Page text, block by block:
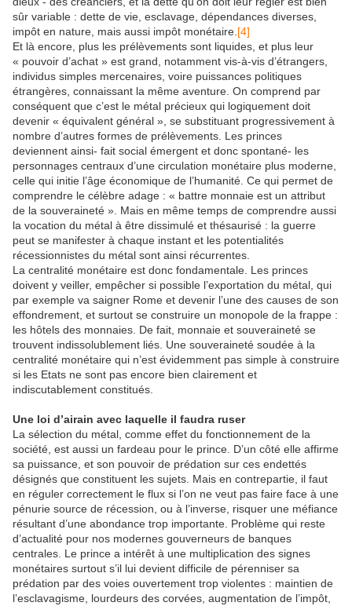
sûr variable : dette de vie, esclavage, dépendances diverses,
impôt en nature, mais aussi impôt monétaire. [4]
Et là encore, plus les prélèvements sont liquides, et plus leur
« pouvoir d’achat » est grand, notamment vis-à-vis d’étrangers,
individus simples mercenaires, voire puissances politiques
étrangères, connaissant la même aventure. On comprend par
conséquent que c’est le métal précieux qui logiquement doit
devenir « équivalent général », se substituant progressivement à
nombre d’autres formes de prélèvements. Les princes
deviennent ainsi- fait social émergent et donc spontané- les
personnages centraux d’une circulation monétaire plus moderne,
celle qui initie l’âge économique de l’humanité. Ce qui permet de
comprendre le célèbre adage : « battre monnaie est un attribut
de la souveraineté ». Mais en même temps de comprendre aussi
la vocation du métal à être dissimulé et thésaurisé : la guerre
peut se manifester à chaque instant et les potentialités
récessionnistes du métal sont ainsi récurrentes.
La centralité monétaire est donc fondamentale. Les princes
doivent y veiller, empêcher si possible l’exportation du métal, qui
par exemple va saigner Rome et devenir l’une des causes de son
effondrement, et surtout se construire un monopole de la frappe :
les hôtels des monnaies. De fait, monnaie et souveraineté se
trouvent indissolublement liés. Une souveraineté soudée à la
centralité monétaire qui n’est évidemment pas simple à construire
si les Etats ne sont pas encore bien clairement et
indiscutablement constitués.
Une loi d’airain avec laquelle il faudra ruser
La sélection du métal, comme effet du fonctionnement de la
société, est aussi un fardeau pour le prince. D’un côté elle affirme
sa puissance, et son pouvoir de prédation sur ces endettés
désignés que constituent les sujets. Mais en contrepartie, il faut
en réguler correctement le flux si l’on ne veut pas faire face à une
pénurie source de récession, ou à l’inverse, risquer une méfiance
résultant d’une abondance trop importante. Problème qui reste
d’actualité pour nos modernes gouverneurs de banques
centrales. Le prince a intérêt à une multiplication des signes
monétaires surtout s’il lui devient difficile de pérenniser sa
prédation par des voies ouvertement trop violentes : maintien de
l’esclavagisme, lourdeurs des corvées, augmentation de l’impôt,